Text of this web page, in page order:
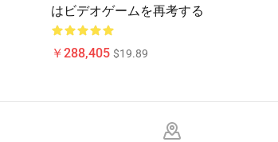
はビデオゲームを再考する
￥288,405 $19.89